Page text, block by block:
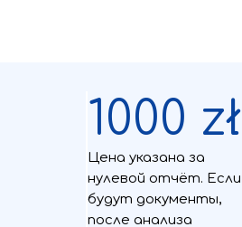
1000 zł
Цена указана за
нулевой отчёт. Если
будут документы,
после анализа